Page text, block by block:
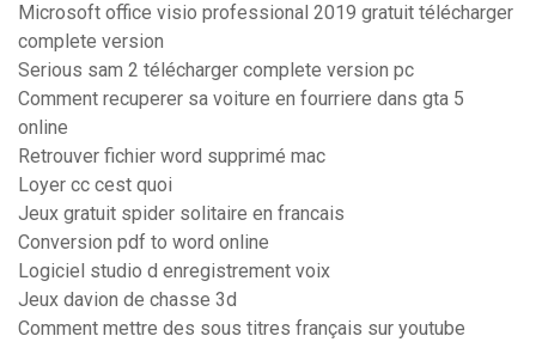
Microsoft office visio professional 2019 gratuit télécharger
complete version
Serious sam 2 télécharger complete version pc
Comment recuperer sa voiture en fourriere dans gta 5
online
Retrouver fichier word supprimé mac
Loyer cc cest quoi
Jeux gratuit spider solitaire en francais
Conversion pdf to word online
Logiciel studio d enregistrement voix
Jeux davion de chasse 3d
Comment mettre des sous titres français sur youtube